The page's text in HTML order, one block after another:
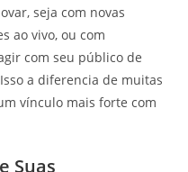
seja com novas
ao vivo, ou com
com seu público de
a diferencia de muitas
vínculo mais forte com
Suas